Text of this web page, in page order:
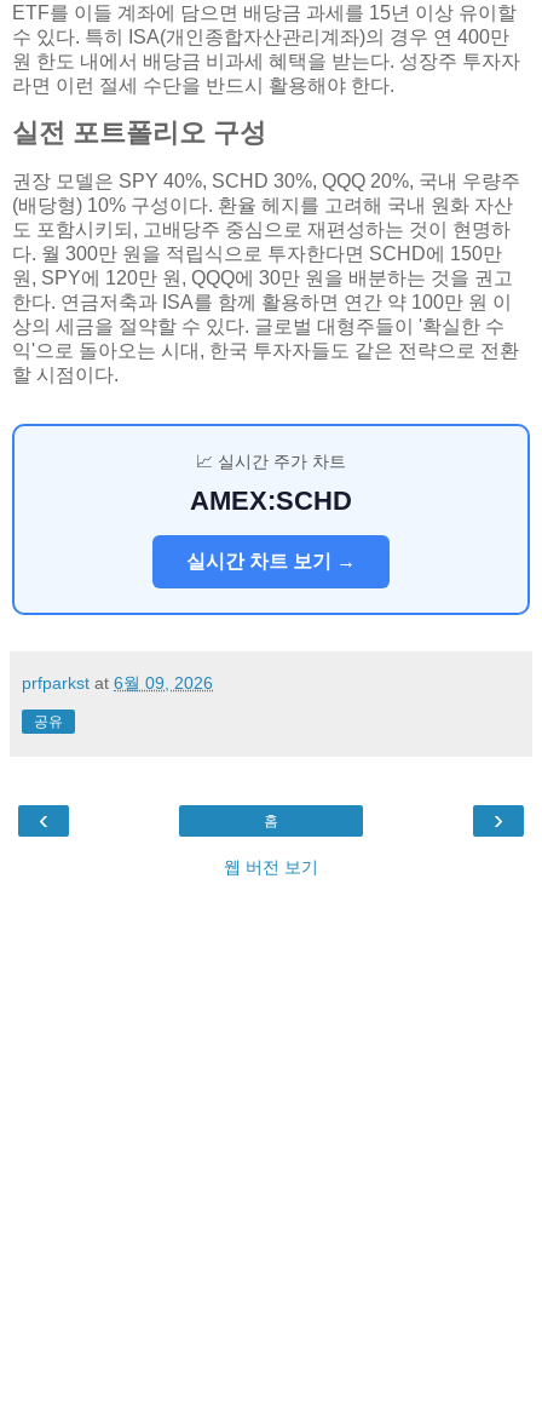
ETF를 이들 계좌에 담으면 배당금 과세를 15년 이상 유이할
수 있다. 특히 ISA(개인종합자산관리계좌)의 경우 연 400만
원 한도 내에서 배당금 비과세 혜택을 받는다. 성장주 투자자
라면 이런 절세 수단을 반드시 활용해야 한다.
실전 포트폴리오 구성
권장 모델은 SPY 40%, SCHD 30%, QQQ 20%, 국내 우량주
(배당형) 10% 구성이다. 환율 헤지를 고려해 국내 원화 자산
도 포함시키되, 고배당주 중심으로 재편성하는 것이 현명하
다. 월 300만 원을 적립식으로 투자한다면 SCHD에 150만
원, SPY에 120만 원, QQQ에 30만 원을 배분하는 것을 권고
한다. 연금저축과 ISA를 함께 활용하면 연간 약 100만 원 이
상의 세금을 절약할 수 있다. 글로벌 대형주들이 '확실한 수
익'으로 돌아오는 시대, 한국 투자자들도 같은 전략으로 전환
할 시점이다.
📈 실시간 주가 차트
AMEX:SCHD
실시간 차트 보기 →
prfparkst at 6월 09, 2026
공유
‹ ›
홈
웹 버전 보기